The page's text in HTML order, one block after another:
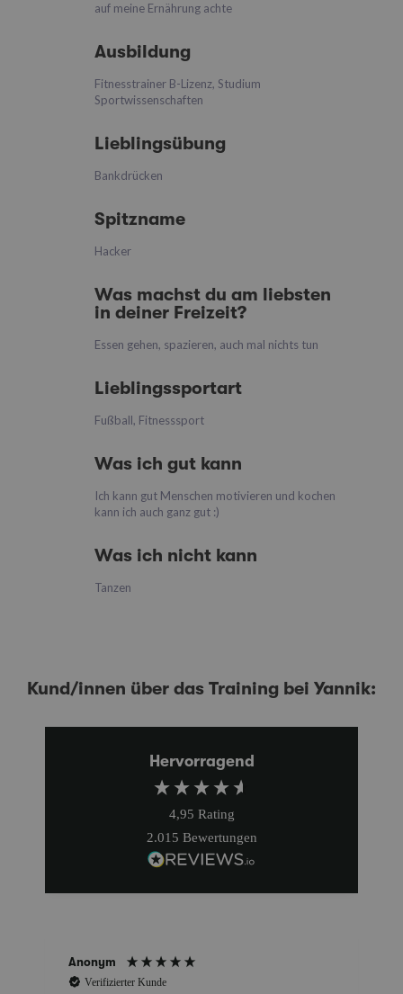
auf meine Ernährung achte
Ausbildung
Fitnesstrainer B-Lizenz, Studium
Sportwissenschaften
Lieblingsübung
Bankdrücken
Spitzname
Hacker
Was machst du am liebsten
in deiner Freizeit?
Essen gehen, spazieren, auch mal nichts tun
Lieblingssportart
Fußball, Fitnesssport
Was ich gut kann
Ich kann gut Menschen motivieren und kochen
kann ich auch ganz gut :)
Was ich nicht kann
Tanzen
Kund/innen über das Training bei Yannik:
Hervorragend
4,95 Rating
2.015 Bewertungen
Anonym
Verifizierter Kunde